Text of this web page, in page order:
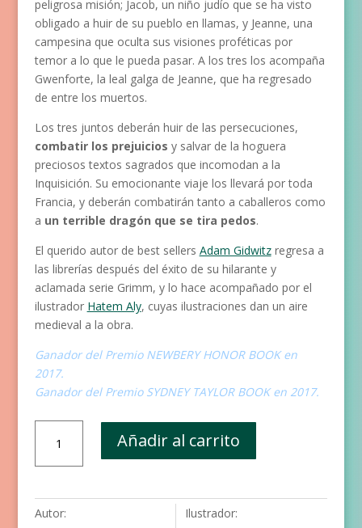
peligrosa misión; Jacob, un niño judío que se ha visto
obligado a huir de su pueblo en llamas, y Jeanne, una
campesina que oculta sus visiones proféticas por
temor a lo que le pueda pasar. A los tres los acompaña
Gwenforte, la leal galga de Jeanne, que ha regresado
de entre los muertos.
Los tres juntos deberán huir de las persecuciones,
combatir los prejuicios y salvar de la hoguera
preciosos textos sagrados que incomodan a la
Inquisición. Su emocionante viaje los llevará por toda
Francia, y deberán combatirán tanto a caballeros como
a un terrible dragón que se tira pedos.
El querido autor de best sellers Adam Gidwitzregresa a
las librerías después del éxito de su hilarante y
aclamada serie Grimm, y lo hace acompañado por el
ilustrador Hatem Aly, cuyas ilustraciones dan un aire
medieval a la obra.
Ganador del Premio NEWBERY HONOR BOOK en
2017.
Ganador del Premio SYDNEY TAYLOR BOOK en 2017.
relato
del
cantidad
Añadir al carrito
Autor:
Ilustrador: